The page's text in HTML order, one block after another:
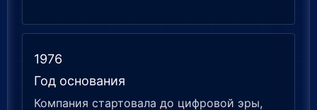
1976
Год основания
Компания стартовала до цифровой эры,